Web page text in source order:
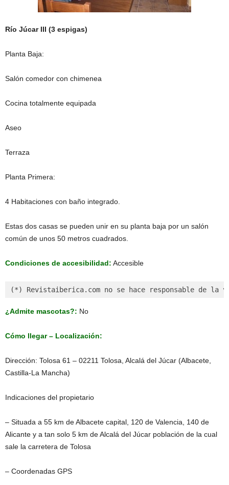
Río Júcar III (3 espigas)
Planta Baja:
Salón comedor con chimenea
Cocina totalmente equipada
Aseo
Terraza
Planta Primera:
4 Habitaciones con baño integrado.
Estas dos casas se pueden unir en su planta baja por un salón
común de unos 50 metros cuadrados.
Condiciones de accesibilidad: Accesible
(*) Revistaiberica.com no se hace responsable de
¿Admite mascotas?: No
Cómo llegar – Localización:
Dirección: Tolosa 61 – 02211 Tolosa, Alcalá del Júcar (Albacete,
Castilla-La Mancha)
Indicaciones del propietario
– Situada a 55 km de Albacete capital, 120 de Valencia, 140 de
Alicante y a tan solo 5 km de Alcalá del Júcar población de la cual
sale la carretera de Tolosa
– Coordenadas GPS